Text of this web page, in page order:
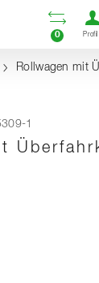
0 Profil
Rollwagen mit
1